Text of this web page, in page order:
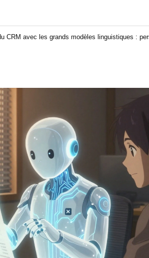
CRM avec les grands modèles linguistiques :